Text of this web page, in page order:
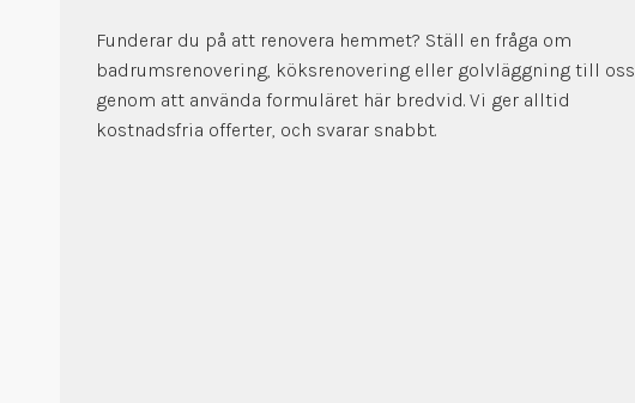
Funderar du på att renovera hemmet? Ställ en fråga om
badrumsrenovering, köksrenovering eller golvläggning till oss
genom att använda formuläret här bredvid. Vi ger alltid
kostnadsfria offerter, och svarar snabbt.